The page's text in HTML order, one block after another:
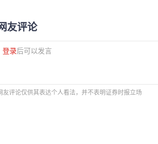
友评论
登录后可以发言
友评论仅供其表达个人看法，并不表明证券时报立场